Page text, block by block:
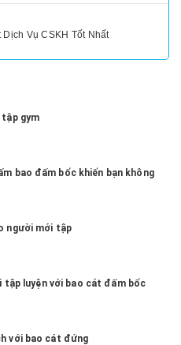
Vụ CSKH Tốt Nhất
tập gym
bao đấm bốc khiến bạn không
người mới tập
tập luyện với bao cát đấm bốc
với bao cát đứng